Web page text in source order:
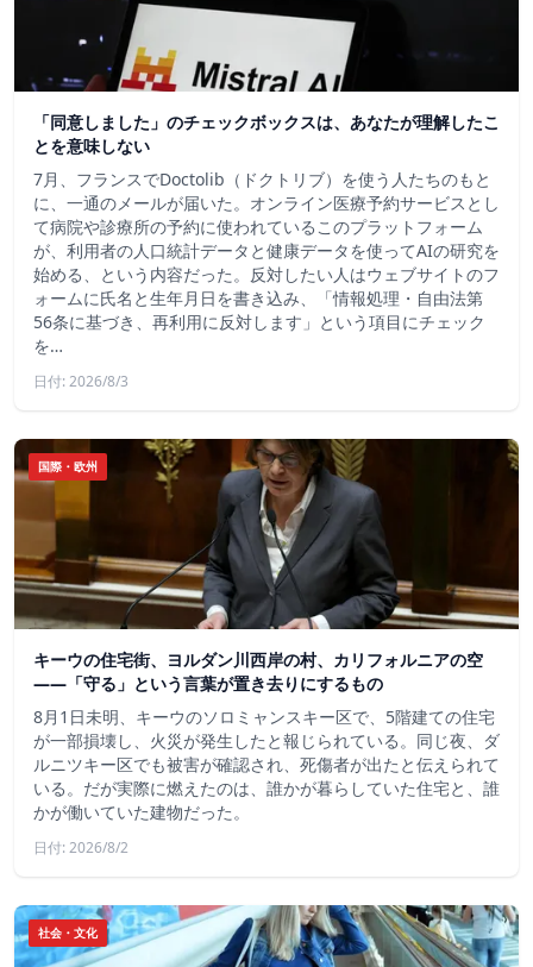
「同意しました」のチェックボックスは、あなたが理解したこ
とを意味しない
7月、フランスでDoctolib（ドクトリブ）を使う人たちのもと
に、一通のメールが届いた。オンライン医療予約サービスとし
て病院や診療所の予約に使われているこのプラットフォーム
が、利用者の人口統計データと健康データを使ってAIの研究を
始める、という内容だった。反対したい人はウェブサイトのフ
ォームに氏名と生年月日を書き込み、「情報処理・自由法第
56条に基づき、再利用に反対します」という項目にチェック
を…
日付: 2026/8/3
国際・欧州
キーウの住宅街、ヨルダン川西岸の村、カリフォルニアの空
——「守る」という言葉が置き去りにするもの
8月1日未明、キーウのソロミャンスキー区で、5階建ての住宅
が一部損壊し、火災が発生したと報じられている。同じ夜、ダ
ルニツキー区でも被害が確認され、死傷者が出たと伝えられて
いる。だが実際に燃えたのは、誰かが暮らしていた住宅と、誰
かが働いていた建物だった。
日付: 2026/8/2
社会・文化